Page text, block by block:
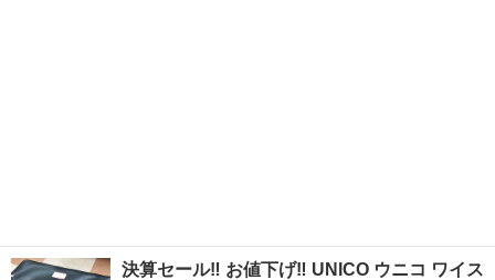
決算セール‼ お値下げ‼ UNICO ウニコ ワイス